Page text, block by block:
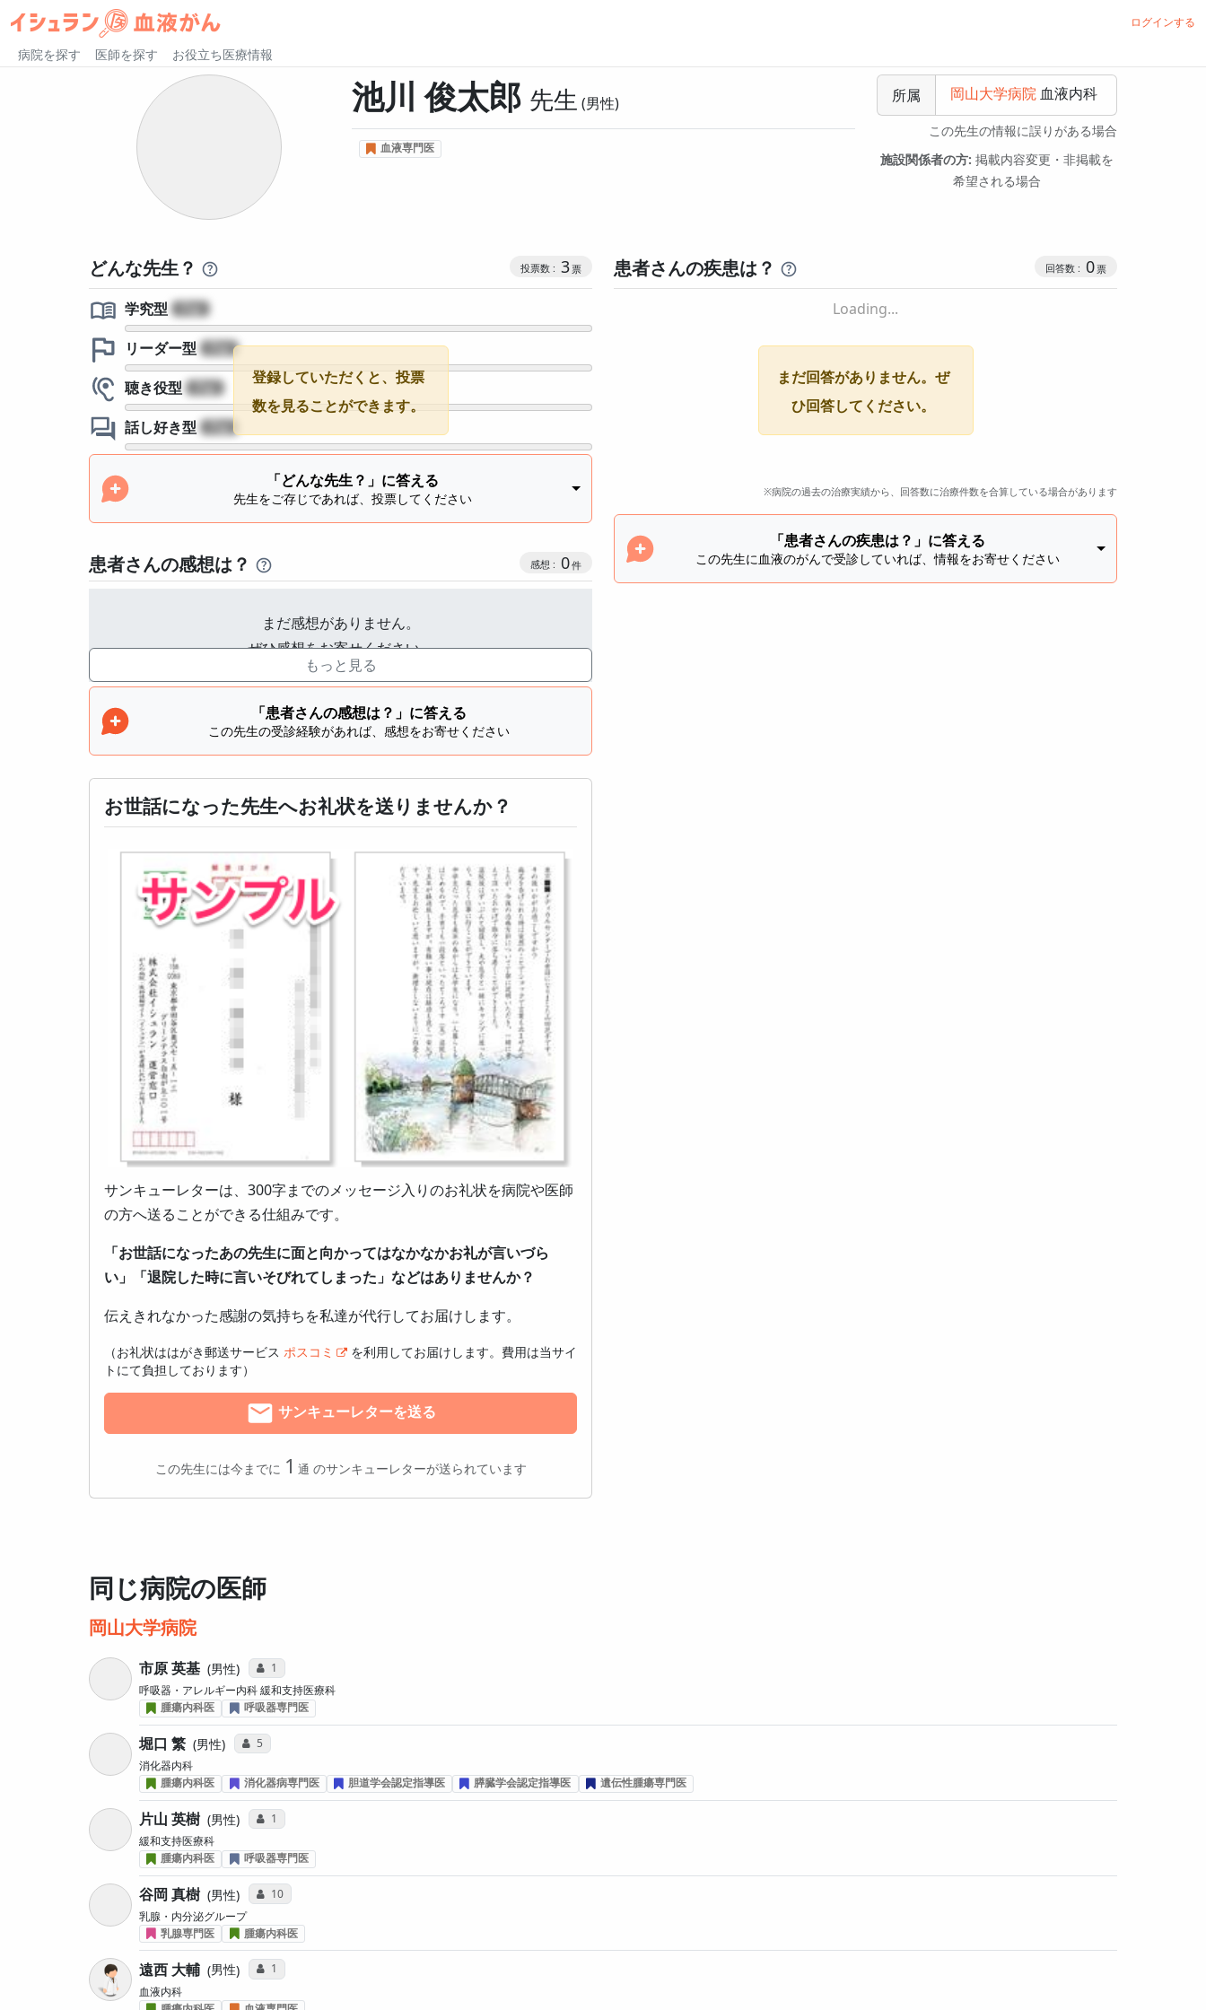
ログインする
病院を探す 医師を探す お役立ち医療情報
池川 俊太郎 先生 男性
血液専門医
所属 岡山大学病院 血液内科
この先生の情報に誤りがある場合
施設関係者の方: 掲載内容変更・非掲載を
希望される場合
どんな先生？ コミュニケーション・タイプ投票数
3
学究型
?
リーダー型
?
聴き役型
?
話し好き型
?
「どんな先生？」に答える
先生をご存じであれば、投票してください
登録していただくと、投票
数を見ることができます。
患者さんの疾患は？ 0
Loading...
※病院の過去の治療実績から、回答数に治療件数を合算している場合があります
「患者さんの疾患は？」に答える
この先生に血液のがんで受診していれば、情報をお寄せください
まだ回答がありません。ぜ
ひ回答してください。
患者さんの感想は？ 感想投稿数
0
まだ感想がありません。
ぜひ感想をお寄せください。
もっと見る
「患者さんの感想は？」に答える
この先生の受診経験があれば、感想をお寄せください
お世話になった先生へお礼状を送りませんか？
サンキューレターは、300字までのメッセージ入りのお礼状を病院や医師
の方へ送ることができる仕組みです。
「お世話になったあの先生に面と向かってはなかなかお礼が言いづら
い」「退院した時に言いそびれてしまった」などはありませんか？
伝えきれなかった感謝の気持ちを私達が代行してお届けします。
（お礼状ははがき郵送サービス ポスコミ
を利用してお届けします。費用は当サイ
トにて負担しております）
サンキューレターを送る
サンキューレター送付数
この先生には今までに 1 のサンキューレターが送られています
同じ病院の医師
岡山大学病院
市原 英基 男性 コミュニケーション・タイプ投票数
1
呼吸器・アレルギー内科 緩和支持医療科
腫瘍内科医
呼吸器専門医
堀口 繁 男性 コミュニケーション・タイプ投票数
5
消化器内科
腫瘍内科医
消化器病専門医 胆道学会認定指導医 膵臓学会認定指導医 遺伝性腫瘍専門医
片山 英樹 男性 コミュニケーション・タイプ投票数
1
緩和支持医療科
腫瘍内科医
呼吸器専門医
谷岡 真樹 男性 コミュニケーション・タイプ投票数
10
乳腺・内分泌グループ
乳腺専門医
腫瘍内科医
遠西 大輔 男性 コミュニケーション・タイプ投票数
1
血液内科